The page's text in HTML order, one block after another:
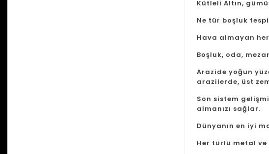
Kütleli Altın,
Ne tür boşluk
Hava almayan
Boşluk, oda,
Arazide yoğun
arazilerde, üst
Son sistem
almanızı sağlar.
Dünyanın en iyi
Her türlü metal